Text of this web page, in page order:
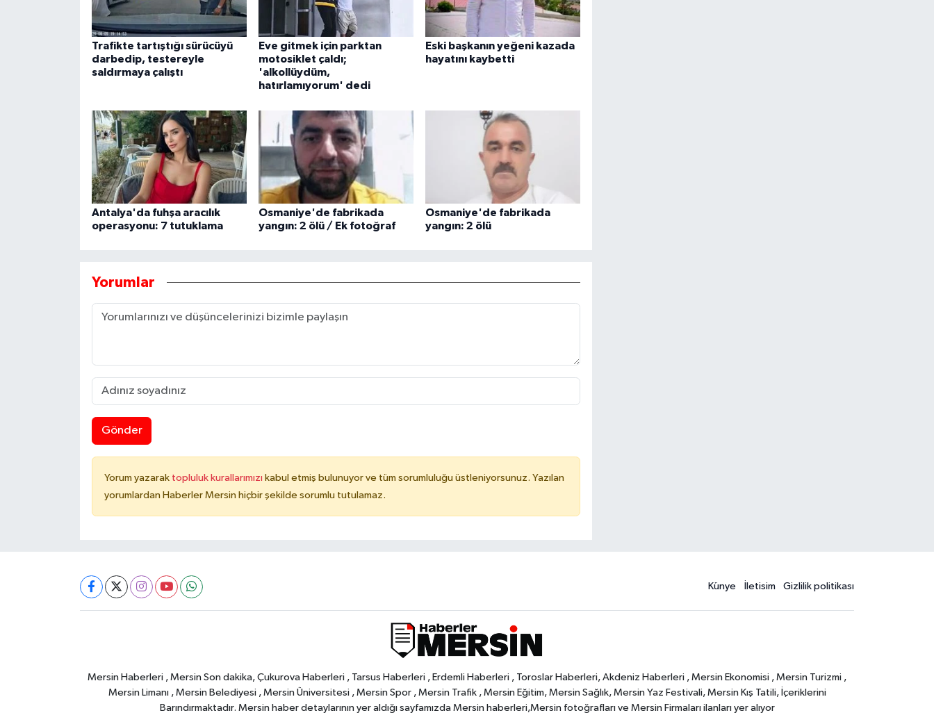
Trafikte tartıştığı sürücüyü
darbedip, testereyle
saldırmaya çalıştı
Eve gitmek için parktan
motosiklet çaldı;
'alkollüydüm,
hatırlamıyorum' dedi
Eski başkanın yeğeni kazada
hayatını kaybetti
Antalya'da fuhşa aracılık
operasyonu: 7 tutuklama
Osmaniye'de fabrikada
yangın: 2 ölü / Ek fotoğraf
Osmaniye'de fabrikada
yangın: 2 ölü
Yorumlar
Gönder
Yorum yazarak topluluk kurallarımızı kabul etmiş bulunuyor ve tüm sorumluluğu üstleniyorsunuz. Yazılan
yorumlardan Haberler Mersin hiçbir şekilde sorumlu tutulamaz.
Künye İletisim Gizlilik politikası
Mersin Haberleri , Mersin Son dakika, Çukurova Haberleri , Tarsus Haberleri , Erdemli Haberleri , Toroslar Haberleri, Akdeniz Haberleri , Mersin Ekonomisi , Mersin Turizmi ,
Mersin Limanı , Mersin Belediyesi , Mersin Üniversitesi , Mersin Spor , Mersin Trafik , Mersin Eğitim, Mersin Sağlık, Mersin Yaz Festivali, Mersin Kış Tatili, İçeriklerini
Barındırmaktadır. Mersin haber detaylarının yer aldığı sayfamızda Mersin haberleri,Mersin fotoğrafları ve Mersin Firmaları ilanları yer alıyor